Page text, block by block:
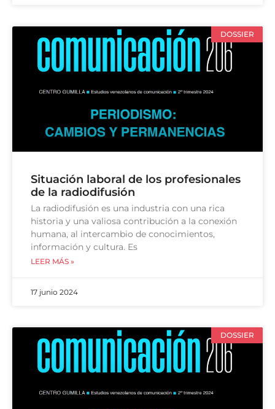
DOSSIER
Situación laboral de los profesionales
de la radiodifusión
La radiodifusión es una industria con una rica
historia y una valiosa contribución a la conexión
humana, al intercambio de conocimientos,
información y cultura. Es
LEER MÁS »
17 junio 2024
DOSSIER